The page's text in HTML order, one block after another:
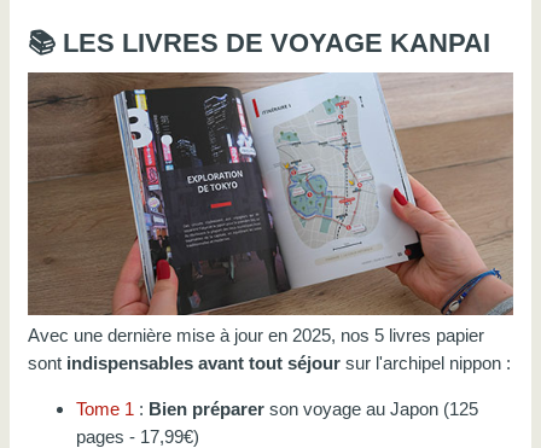
📚 LES LIVRES DE VOYAGE KANPAI
Avec une dernière mise à jour en 2025, nos 5 livres papier
sont indispensables avant tout séjour sur l'archipel nippon :
Tome 1 : Bien préparer son voyage au Japon (125
pages - 17,99€)